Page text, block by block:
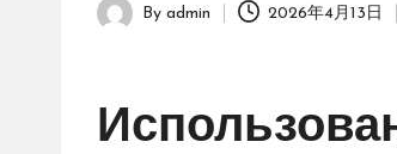
Posted
By admin 2026年4月13日